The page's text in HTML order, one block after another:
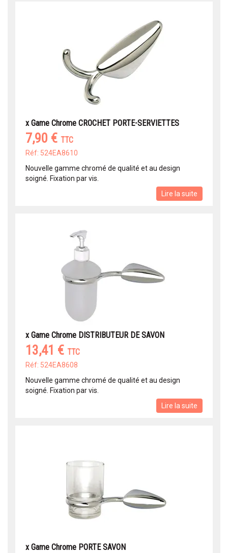
x Game Chrome CROCHET PORTE-SERVIETTES
7,90 € TTC
Réf: 524EA8610
Nouvelle gamme chromé de qualité et au design
soigné. Fixation par vis.
Lire la suite
x Game Chrome DISTRIBUTEUR DE SAVON
13,41 € TTC
Réf: 524EA8608
Nouvelle gamme chromé de qualité et au design
soigné. Fixation par vis.
Lire la suite
x Game Chrome PORTE SAVON